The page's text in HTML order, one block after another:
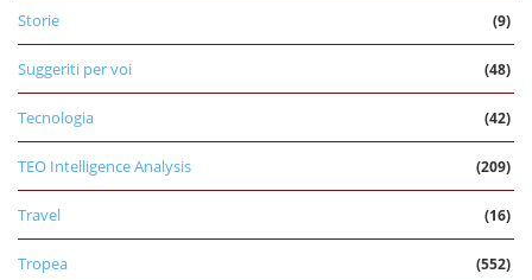
Storie (9)
Suggeriti per voi (48)
Tecnologia (42)
TEO Intelligence Analysis (209)
Travel (16)
Tropea (552)